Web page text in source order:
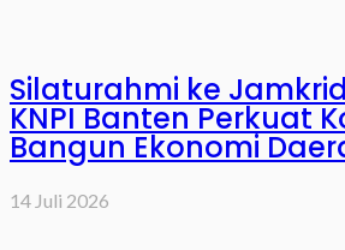
Silaturahmi ke
KNPI Banten Perkuat
Bangun Ekonomi
14 Juli 2026